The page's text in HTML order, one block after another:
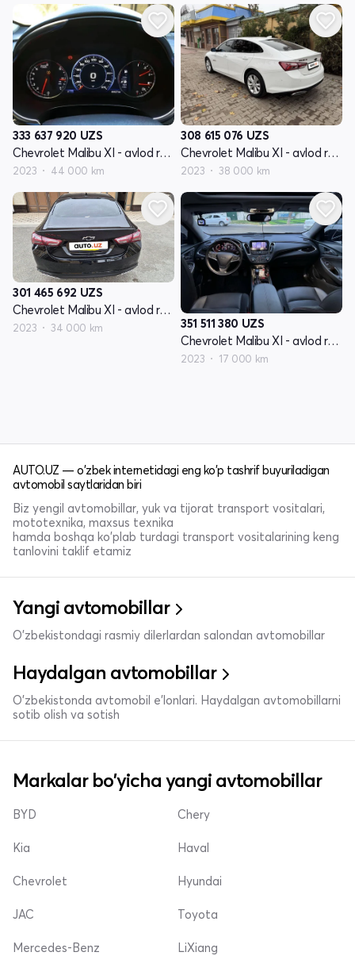
333 637 920 UZS
Chevrolet Malibu XI - avlod restyling
2023 44 000 km
308 615 076 UZS
Chevrolet Malibu XI - avlod restyling
2023 38 000 km
301 465 692 UZS
Chevrolet Malibu XI - avlod restyling
2023 34 000 km 351 511 380 UZS
Chevrolet Malibu XI - avlod restyling
2023 17 000 km
AUTO.UZ — o'zbek internetidagi eng ko'p tashrif buyuriladigan
avtomobil saytlaridan biri
Biz yengil avtomobillar, yuk va tijorat transport vositalari,
mototexnika, maxsus texnika
hamda boshqa ko'plab turdagi transport vositalarining keng
tanlovini taklif etamiz
Yangi avtomobillar
O'zbekistondagi rasmiy dilerlardan salondan avtomobillar
Haydalgan avtomobillar
O'zbekistonda avtomobil e’lonlari. Haydalgan avtomobillarni
sotib olish va sotish
Markalar bo'yicha yangi avtomobillar
BYD
Kia
Chevrolet
Chery
Haval
Hyundai
JAC
Mercedes-Benz
Toyota
LiXiang